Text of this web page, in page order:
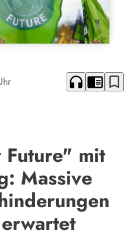
headphones chrome_reader_mode bookmark_border
mit
Massive